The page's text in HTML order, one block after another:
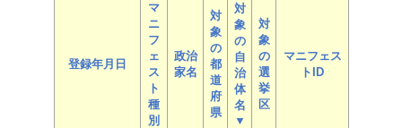
登録年月日
マ
ニ
フ
ェ
ス
ト
種
別
政治
家名
対
象
の
都
道
府
県
対
象
の
自
治
体
名
▼
対
象
の
選
挙
区
マニフェス
トID